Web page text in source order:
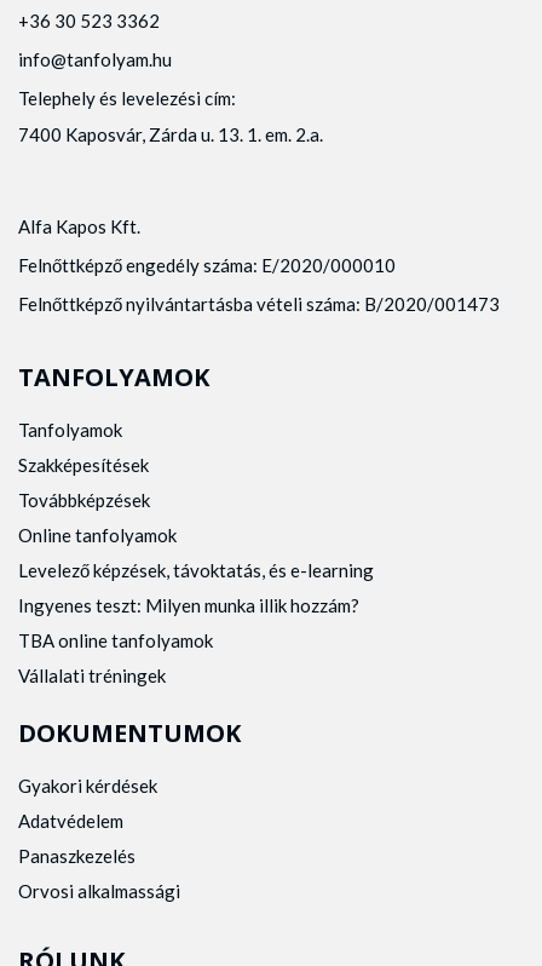
+36 30 523 3362
info@tanfolyam.hu
Telephely és levelezési cím:
7400 Kaposvár, Zárda u. 13. 1. em. 2.a.
Alfa Kapos Kft.
Felnőttképző engedély száma: E/2020/000010
Felnőttképző nyilvántartásba vételi száma: B/2020/001473
TANFOLYAMOK
Tanfolyamok
Szakképesítések
Továbbképzések
Online tanfolyamok
Levelező képzések, távoktatás, és e-learning
Ingyenes teszt: Milyen munka illik hozzám?
TBA online tanfolyamok
Vállalati tréningek
DOKUMENTUMOK
Gyakori kérdések
Adatvédelem
Panaszkezelés
Orvosi alkalmassági